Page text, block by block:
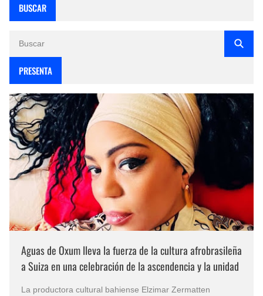
BUSCAR
PRESENTA
Aguas de Oxum lleva la fuerza de la cultura afrobrasileña
a Suiza en una celebración de la ascendencia y la unidad
La productora cultural bahiense Elzimar Zermatten